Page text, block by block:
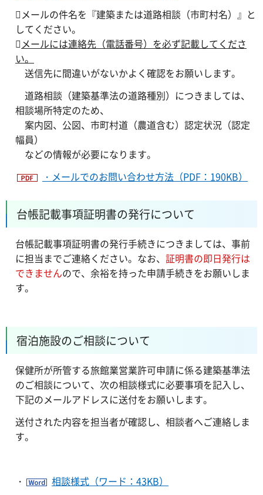
メールの件名を『建築または道路相談（市町村名）』と
してください。
メールには連絡先（電話番号）を必ず記載してくださ
い。
送信先に間違いがないかよく確認をお願いします。
道路相談（建築基準法の道路種別）につきましては、
相談場所特定のため、
案内図、公図、市町村道（農道含む）認定状況（認定
幅員）
などの情報が必要になります。
・メールでのお問い合わせ方法（PDF：190KB）
台帳記載事項証明書の発行について
台帳記載事項証明書の発行手続きにつきましては、事前
に担当までご連絡ください。なお、 証明書の即日発行は
できませんので、余裕を持った申請手続きをお願いしま
す。
宿泊施設のご相談について
保健所が所管する旅館業営業許可申請に係る建築基準法
のご相談について、次の相談様式に必要事項を記入し、
下記のメールアドレスに送付をお願いします。
送付された内容を担当者が確認し、相談者へご連絡しま
す。
・ 相談様式（ワード：43KB）